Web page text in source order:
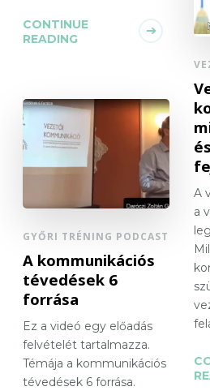
CONTINUE
READING
A
a
GYŐRI TRÉNING PODCAST
A kommunikációs
tévedések 6
forrása
Ez a videó egy előadás
felvételét tartalmazza.
Témája a kommunikációs
tévedések 6 forrása.